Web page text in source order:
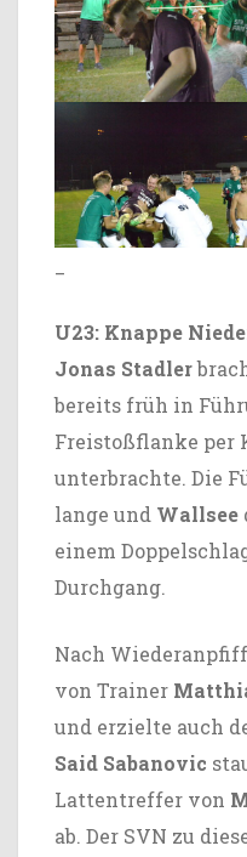
U23: Knappe
Jonas Stadler
bereits früh in
Freistoßflanke per
unterbrachte. Die
lange und Wallsee
einem
Durchgang.
Nach
von Trainer
und erzielte auch
Said Sabanovic
Lattentreffer von
ab. Der SVN zu